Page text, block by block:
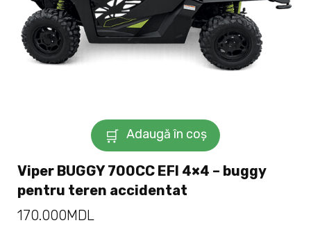
Adaugă în coș
Viper BUGGY 700CC EFI 4×4 – buggy
pentru teren accidentat
170.000MDL